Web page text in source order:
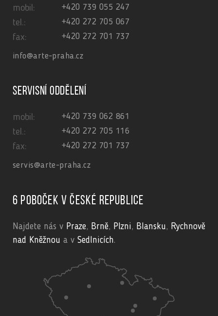
mobil: +420 739 055 247
tel.: +420 272 705 067
fax: +420 272 701 737
info@arte-praha.cz
Servisní oddělení
mobil: +420 739 062 861
tel.: +420 272 705 116
fax: +420 272 701 737
servis@arte-praha.cz
6 poboček v České republice
Najdete nás v Praze, Brně, Plzni, Blansku, Rychnově
nad Kněžnou a v Sedlnicích.